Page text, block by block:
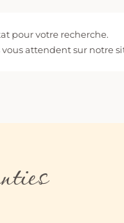
pour votre recherche.
attendent sur notre